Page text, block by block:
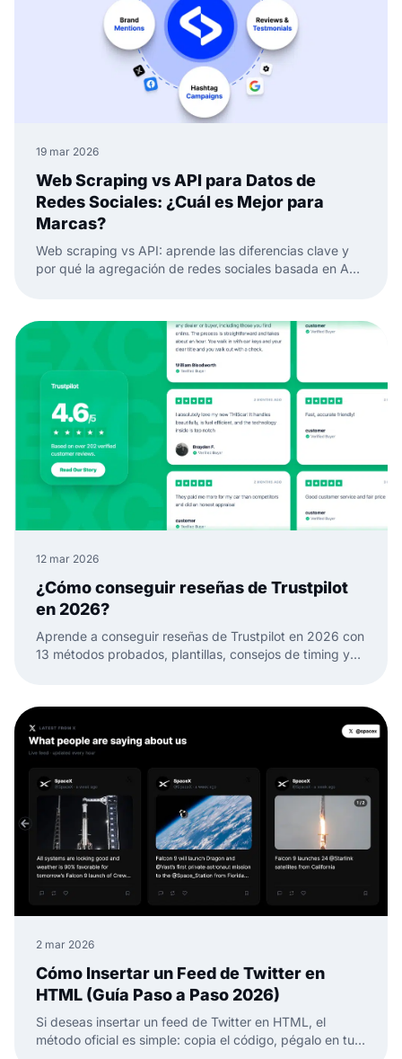
19 mar 2026
Web Scraping vs API para Datos de
Redes Sociales: ¿Cuál es Mejor para
Marcas?
Web scraping vs API: aprende las diferencias clave y
por qué la agregación de redes sociales basada en API
12 mar 2026
¿Cómo conseguir reseñas de Trustpilot
en 2026?
Aprende a conseguir reseñas de Trustpilot en 2026 con
13 métodos probados, plantillas, consejos de timing y
2 mar 2026
Cómo Insertar un Feed de Twitter en
HTML (Guía Paso a Paso 2026)
Si deseas insertar un feed de Twitter en HTML, el
método oficial es simple: copia el código, pégalo en tu